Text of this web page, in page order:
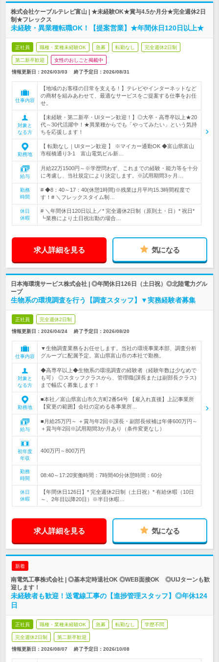
株式会社ケーブルテレビ富山 | ★未経験OK★賞与4.5か月分★完全週休2日
制★フレックス
未経験・異業種転職OK！【提案営業】★年間休日120日以上★
正社員 職種・業種未経験OK 急募 転勤なし 完全週休2日制
第二新卒歓迎 女性のおしごと掲載中
情報更新日：2026/03/03 終了予定日： 2026/08/31
仕事内容
【地域のお客様の日常を支える！】テレビやインターネットなど
の商材を組みあわせて、最適なサービスをご提案する仕事をお任
せ。
対象と
なる方
【未経験・第二新卒・UIターン歓迎！】◎大卒・高専卒以上★20
代～30代活躍中！★異業種からでも「やってみたい」という気持
ちを応援します！
勤務地
【 転勤なし｜UIターン歓迎 】 ※マイカー通勤OK ◆富山県富山
市桜橋通り3-1 富山電気ビル新…
給与
月給22万1500円～※学歴問わず、これまでの経験・能力等を十分
に考慮し、当社規定により決定します。※試用期間3ヶ月…
勤務
時間
# ◆8：40～17：40(休憩1時間)※残業は月平均15.3時間程度で
す！# ＼フレックスタイム制…
休日
休暇
# ＼年間休日120日以上／* 完全週休2日制（原則土・日）* 祝日*
┗業務により土日祝出勤の場合…
求人詳細を見る 気になる
日本海環境サービス株式会社 | ◎年間休日126日（土日祝）◎北陸電力グル
ープ
生物系の環境調査を行う【調査スタッフ】▼実務経験者募集
正社員 完全週休2日制
情報更新日：2026/04/24 終了予定日： 2026/08/20
仕事内容
▼生物調査業務をお任せします。当社の環境事業本部、調査分析
グループに配属予定。富山県富山市の本社で勤務。
対象と
なる方
◆高専卒以上◆生物系の環境調査の経験者（経験年数は少なめで
も可） ◎スタッフクラスから、管理職(課長または副部長クラス)
まで幅広く募集します！
勤務地
■本社／富山県富山市久方町2番54号 【雇入れ直後】上記事業所
【変更の範囲】会社の定める各事業所…
給与
■月給25万円～ ＋賞与年2回※課長・副部長候補は年俸600万円～
＋賞与年2回※試用期間3か月あり（条件変更なし）
初年度
年収
400万円～800万円
勤務
時間
08:40～17:20実働時間：7時間40分休憩時間：60分
休日
休暇
【年間休日126日】* 完全週休2日制（土日祝）* 有給休暇（10日
～、2年目以降20日）※半日休暇…
求人詳細を見る 気になる
新着
南電気工事株式会社 | ◎基本定時退社OK ◎WEB面接OK ◎UIJターンも歓
迎します！
未経験者も歓迎！送電線工事の【進捗管理スタッフ】◎年休124
日
正社員 職種・業種未経験OK 急募 転勤なし 学歴不問
完全週休2日制 第二新卒歓迎
情報更新日：2026/08/07 終了予定日： 2026/10/08